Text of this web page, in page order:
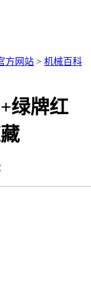
方网站 > 机械百科
绿牌红